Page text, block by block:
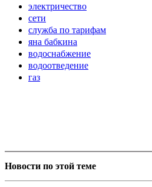
электричество
сети
служба по тарифам
яна бабкина
водоснабжение
водоотведение
газ
Новости по этой теме